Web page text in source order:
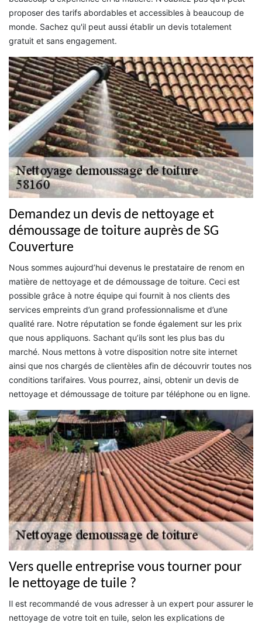
proposer des tarifs abordables et accessibles à beaucoup de
monde. Sachez qu'il peut aussi établir un devis totalement
gratuit et sans engagement.
Demandez un devis de nettoyage et
démoussage de toiture auprès de SG
Couverture
Nous sommes aujourd’hui devenus le prestataire de renom en
matière de nettoyage et de démoussage de toiture. Ceci est
possible grâce à notre équipe qui fournit à nos clients des
services empreints d’un grand professionnalisme et d’une
qualité rare. Notre réputation se fonde également sur les prix
que nous appliquons. Sachant qu’ils sont les plus bas du
marché. Nous mettons à votre disposition notre site internet
ainsi que nos chargés de clientèles afin de découvrir toutes nos
conditions tarifaires. Vous pourrez, ainsi, obtenir un devis de
nettoyage et démoussage de toiture par téléphone ou en ligne.
Vers quelle entreprise vous tourner pour
le nettoyage de tuile ?
Il est recommandé de vous adresser à un expert pour assurer le
nettoyage de votre toit en tuile, selon les explications de